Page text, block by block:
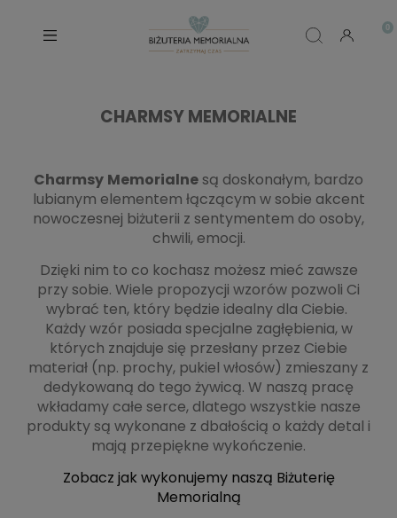
CHARMSY MEMORIALNE
Charmsy Memorialne są doskonałym, bardzo
lubianym elementem łączącym w sobie akcent
nowoczesnej biżuterii z sentymentem do osoby,
chwili, emocji.
Dzięki nim to co kochasz możesz mieć zawsze
przy sobie. Wiele propozycji wzorów pozwoli Ci
wybrać ten, który będzie idealny dla Ciebie.
Każdy wzór posiada specjalne zagłębienia, w
których znajduje się przesłany przez Ciebie
materiał (np. prochy, pukiel włosów) zmieszany z
dedykowaną do tego żywicą. W naszą pracę
wkładamy całe serce, dlatego wszystkie nasze
produkty są wykonane z dbałością o każdy detal i
mają przepiękne wykończenie.
Zobacz jak wykonujemy naszą Biżuterię
Memorialną